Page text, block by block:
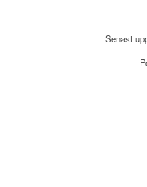
Senast